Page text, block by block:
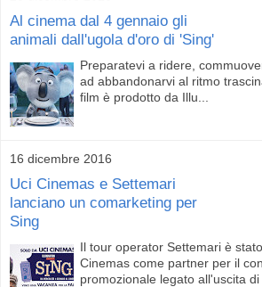
Al cinema dal 4 gennaio gli
animali dall'ugola d'oro di 'Sing'
Preparatevi a ridere,
ad abbandonarvi al ritmo
film è prodotto da Illu...
16 dicembre 2016
Uci Cinemas e Settemari
lanciano un comarketing per
Sing
Il tour operator Settemari è
Cinemas come partner per il
promozionale legato all'uscita di